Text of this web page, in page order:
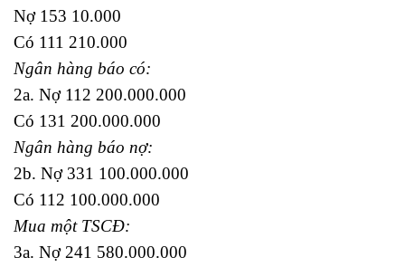
Nợ 153 10.000
Có 111 210.000
Ngân hàng báo có:
2a. Nợ 112 200.000.000
Có 131 200.000.000
Ngân hàng báo nợ:
2b. Nợ 331 100.000.000
Có 112 100.000.000
Mua một TSCĐ:
3a. Nợ 241 580.000.000